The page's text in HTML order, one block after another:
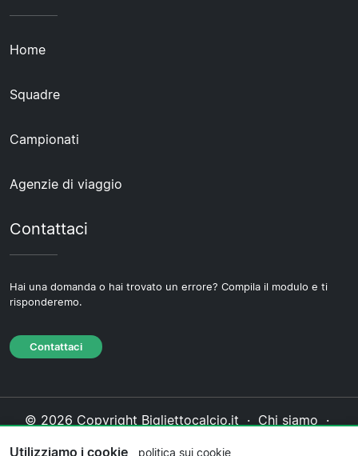
Home
Squadre
Campionati
Agenzie di viaggio
Contattaci
Hai una domanda o hai trovato un errore? Compila il modulo e ti
risponderemo.
Contattaci
© 2026 Copyright Bigliettocalcio.it · Chi siamo ·
Utilizziamo i cookie politica sui cookie